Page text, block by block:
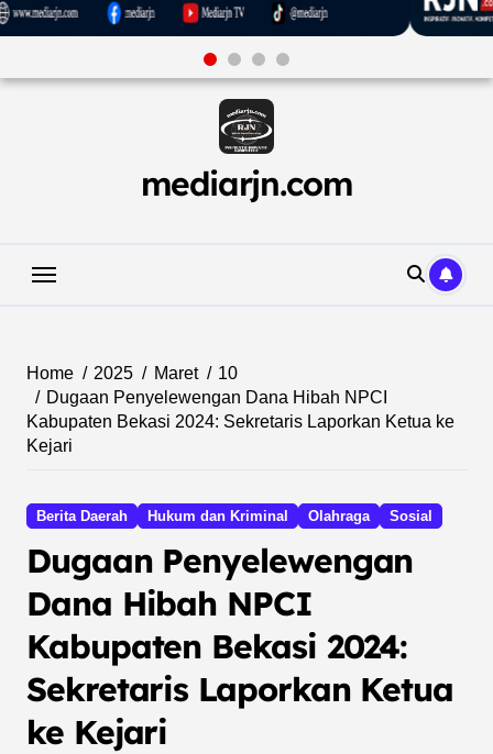
Skip
mediarjn.com
Home 2025 Maret
10
Dugaan Penyelewengan Dana Hibah NPCI
Kabupaten Bekasi 2024: Sekretaris Laporkan Ketua ke
Kejari
Berita Daerah Hukum dan Kriminal Olahraga Sosial
Dugaan Penyelewengan
Dana Hibah NPCI
Kabupaten Bekasi 2024:
Sekretaris Laporkan Ketua
ke Kejari